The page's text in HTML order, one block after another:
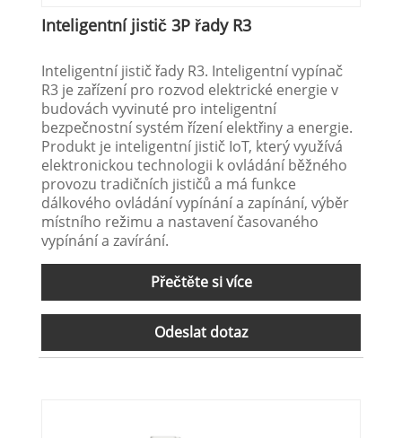
Inteligentní jistič 3P řady R3
Inteligentní jistič řady R3. Inteligentní vypínač
R3 je zařízení pro rozvod elektrické energie v
budovách vyvinuté pro inteligentní
bezpečnostní systém řízení elektřiny a energie.
Produkt je inteligentní jistič IoT, který využívá
elektronickou technologii k ovládání běžného
provozu tradičních jističů a má funkce
dálkového ovládání vypínání a zapínání, výběr
místního režimu a nastavení časovaného
vypínání a zavírání.
Přečtěte si více
Odeslat dotaz